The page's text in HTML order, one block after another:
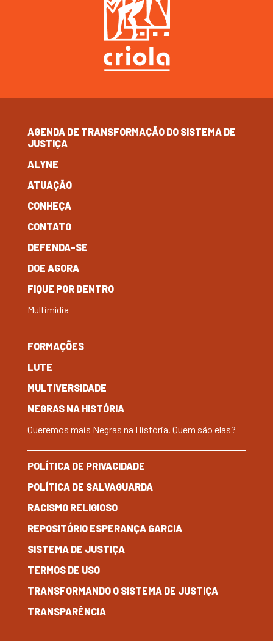
AGENDA DE TRANSFORMAÇÃO DO SISTEMA DE
JUSTIÇA
ALYNE
ATUAÇÃO
CONHEÇA
CONTATO
DEFENDA-SE
DOE AGORA
FIQUE POR DENTRO
Multimídia
FORMAÇÕES
LUTE
MULTIVERSIDADE
NEGRAS NA HISTÓRIA
Queremos mais Negras na História. Quem são elas?
POLÍTICA DE PRIVACIDADE
POLÍTICA DE SALVAGUARDA
RACISMO RELIGIOSO
REPOSITÓRIO ESPERANÇA GARCIA
SISTEMA DE JUSTIÇA
TERMOS DE USO
TRANSFORMANDO O SISTEMA DE JUSTIÇA
TRANSPARÊNCIA